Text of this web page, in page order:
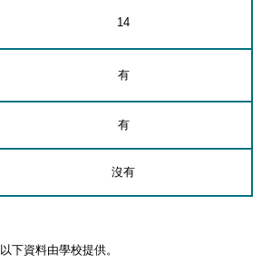
14
有
有
沒有
以下資料由學校提供。